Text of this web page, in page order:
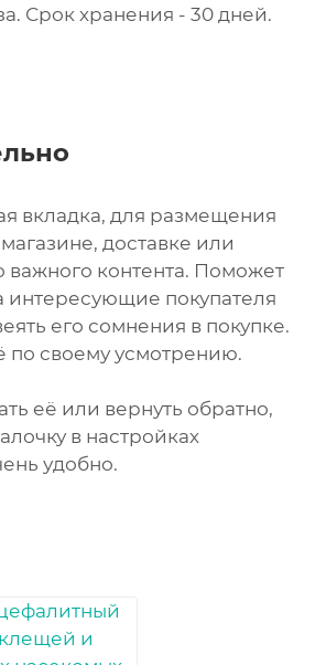
Срок хранения - 30 дней.
вкладка, для размещения
доставке или
важного контента. Поможет
интересующие покупателя
его сомнения в покупке.
по своему усмотрению.
её или вернуть обратно,
в настройках
удобно.